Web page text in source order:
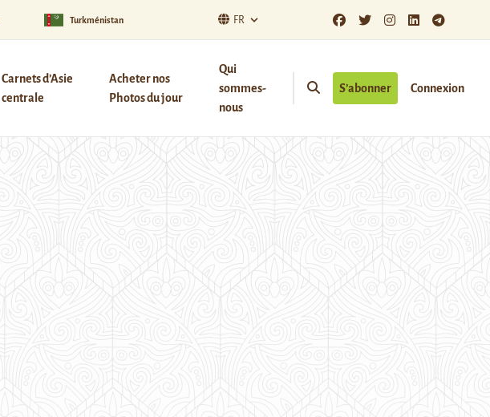
Turkménistan FR
Carnets d’Asie
centrale
Acheter nos
Photos du jour
Qui
sommes-
nous
S’abonner Connexion